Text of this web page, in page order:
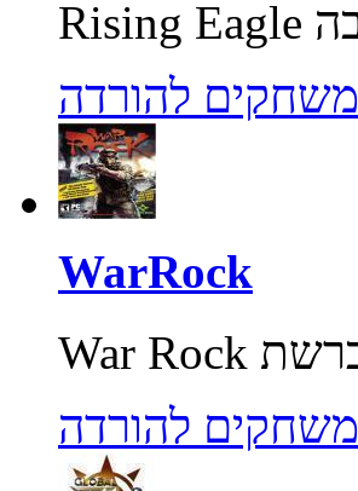
משחקים להורדה
WarRock
משחקים להורדה